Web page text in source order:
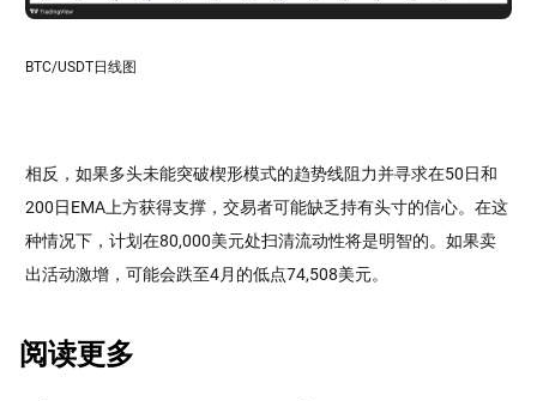
BTC/USDT日线图
相反，如果多头未能突破楔形模式的趋势线阻力并寻求在50日和
200日EMA上方获得支撑，交易者可能缺乏持有头寸的信心。在这
种情况下，计划在80,000美元处扫清流动性将是明智的。如果卖
出活动激增，可能会跌至4月的低点74,508美元。
阅读更多